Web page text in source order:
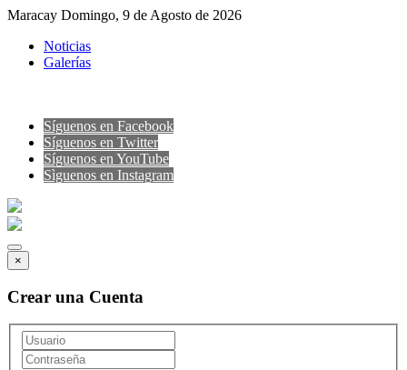
Maracay Domingo, 9 de Agosto de 2026
Noticias
Galerías
Síguenos en Facebook
Síguenos en Twitter
Síguenos en YouTube
Sìguenos en Instagram
×
Crear una Cuenta